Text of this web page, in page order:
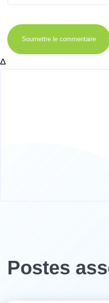
Soumettre le commentaire
Δ
Postes